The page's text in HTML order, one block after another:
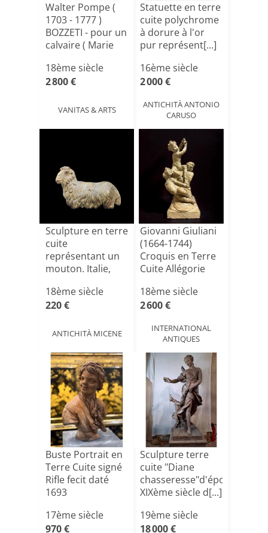
Walter Pompe (
1703 - 1777 )
BOZZETI - pour un
calvaire ( Marie
18ème siècle
2 800 €
VANITAS & ARTS
Statuette en terre
cuite polychrome
à dorure à l'or
pur représent[...]
16ème siècle
2 000 €
ANTICHITÀ ANTONIO
CARUSO
Sculpture en terre
cuite
représentant un
mouton. Italie,
18ème siècle
220 €
ANTICHITÀ MICENE
Giovanni Giuliani
(1664-1744)
Croquis en Terre
Cuite Allégorie
18ème siècle
2 600 €
INTERNATIONAL
ANTIQUES
Buste Portrait en
Terre Cuite signé
Rifle fecit daté
1693
17ème siècle
970 €
Sculpture terre
cuite "Diane
chasseresse"d'époque
XIXème siècle d[...]
19ème siècle
18 000 €